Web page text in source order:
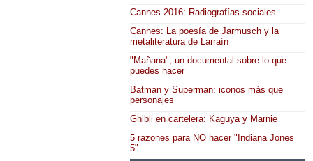
Cannes 2016: Radiografías sociales
Cannes: La poesía de Jarmusch y la
metaliteratura de Larraín
"Mañana", un documental sobre lo que
puedes hacer
Batman y Superman: iconos más que
personajes
Ghibli en cartelera: Kaguya y Marnie
5 razones para NO hacer "Indiana Jones
5"